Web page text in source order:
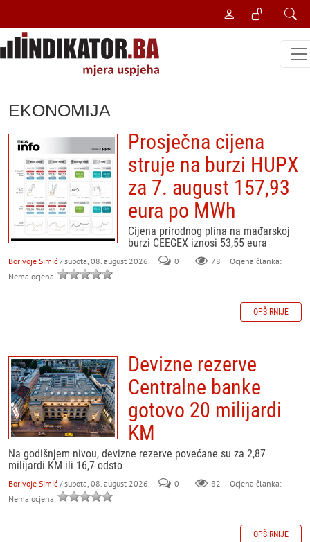
EKONOMIJA
Prosječna cijena
struje na burzi HUPX
za 7. august 157,93
eura po MWh
Cijena prirodnog plina na mađarskoj
burzi CEEGEX iznosi 53,55 eura
Borivoje Simić / subota, 08. august 2026. 0 78
Ocjena članka:
Nema ocjena
OPŠIRNIJE
Devizne rezerve
Centralne banke
gotovo 20 milijardi
KM
Na godišnjem nivou, devizne rezerve povećane su za 2,87
milijardi KM ili 16,7 odsto
Borivoje Simić / subota, 08. august 2026. 0 82
Ocjena članka:
Nema ocjena
OPŠIRNIJE